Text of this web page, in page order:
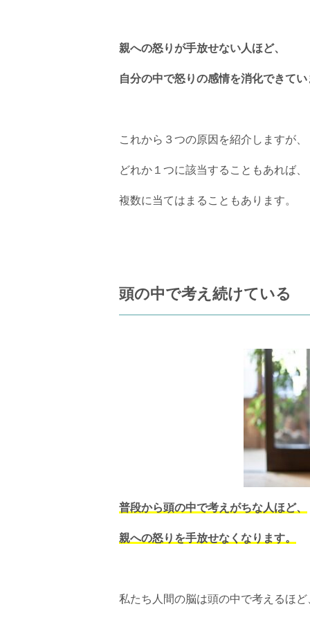
親への怒りが手放せない人ほど、
自分の中で怒りの感情を消化できて
これから３つの原因を紹介しますが、
どれか１つに該当することもあれば、
複数に当てはまることもあります。
頭の中で考え続けている
普段から頭の中で考えがちな人ほど、
親への怒りを手放せなくなります。
私たち人間の脳は頭の中で考えるほど